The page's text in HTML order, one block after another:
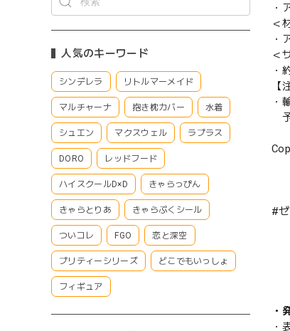
人気のキーワード
シンデレラ リトルマーメイド
マルチャーナ 抱き枕カバー 水着
シュエン マクスウェル ラプラス
DORO レッドフード
ハイスクールD×D きゃらっぴん
きゃらとりあ きゃらぷくシール
ついコレ FGO 恋と深空
プリティーシリーズ どこでもいっしょ
フィギュア
・
＜
・
＜
・
【
・
#
・
・